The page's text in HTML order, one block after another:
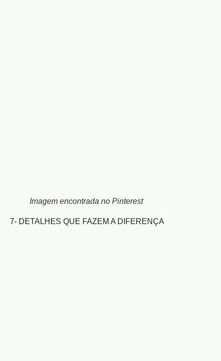
Imagem encontrada no Pinterest
7- DETALHES QUE FAZEM A DIFERENÇA